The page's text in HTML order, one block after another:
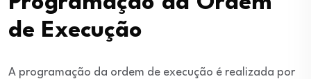
de Execução
A programação da ordem de execução é realizada por